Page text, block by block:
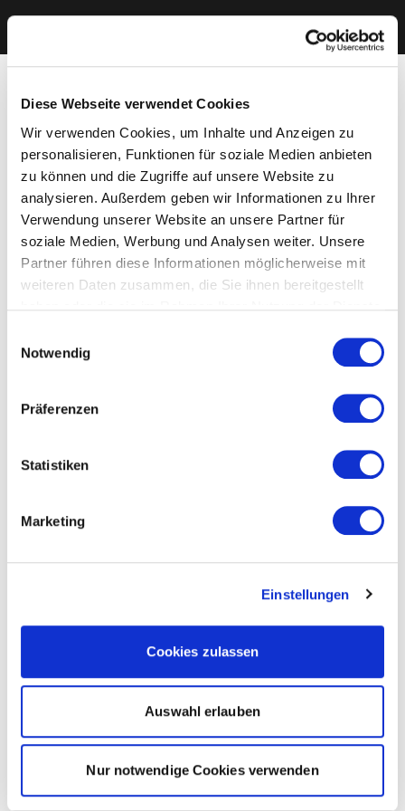
Diese Webseite verwendet Cookies
Wir verwenden Cookies, um Inhalte und Anzeigen zu
personalisieren, Funktionen für soziale Medien anbieten
zu können und die Zugriffe auf unsere Website zu
analysieren. Außerdem geben wir Informationen zu Ihrer
Verwendung unserer Website an unsere Partner für
soziale Medien, Werbung und Analysen weiter. Unsere
Partner führen diese Informationen möglicherweise mit
weiteren Daten zusammen, die Sie ihnen bereitgestellt
Cookies, wenn Sie unsere Webseite weiterhin nutzen.
Notwendig
Präferenzen
Statistiken
Marketing
Einstellungen
Cookies zulassen
Auswahl erlauben
Nur notwendige Cookies verwenden